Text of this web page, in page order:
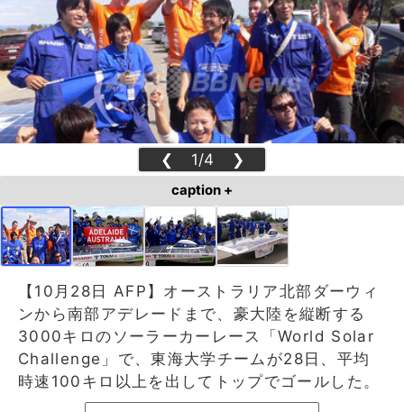
❮ 1/4 ❯
caption +
【10月28日 AFP】オーストラリア北部ダーウィ
ンから南部アデレードまで、豪大陸を縦断する
3000キロのソーラーカーレース「World Solar
Challenge」で、東海大学チームが28日、平均
時速100キロ以上を出してトップでゴールした。